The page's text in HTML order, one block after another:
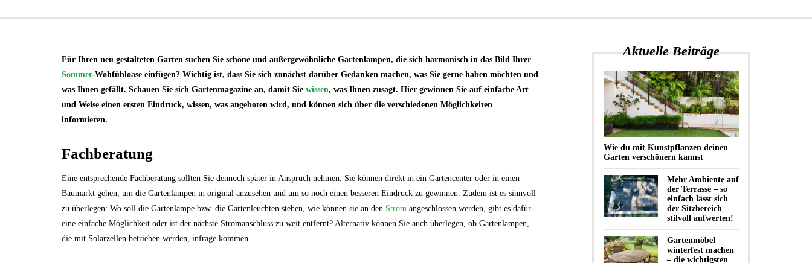
Für Ihren neu gestalteten Garten suchen Sie schöne und außergewöhnliche Gartenlampen, die sich harmonisch in das Bild Ihrer
Sommer-Wohfühloase einfügen? Wichtig ist, dass Sie sich zunächst darüber Gedanken machen, was Sie gerne haben möchten und
was Ihnen gefällt. Schauen Sie sich Gartenmagazine an, damit Sie wissen, was Ihnen zusagt. Hier gewinnen Sie auf einfache Art
und Weise einen ersten Eindruck, wissen, was angeboten wird, und können sich über die verschiedenen Möglichkeiten
informieren.
Fachberatung
Eine entsprechende Fachberatung sollten Sie dennoch später in Anspruch nehmen. Sie können direkt in ein Gartencenter oder in einen
Baumarkt gehen, um die Gartenlampen in original anzusehen und um so noch einen besseren Eindruck zu gewinnen. Zudem ist es sinnvoll
zu überlegen: Wo soll die Gartenlampe bzw. die Gartenleuchten stehen, wie können sie an den Strom angeschlossen werden, gibt es dafür
eine einfache Möglichkeit oder ist der nächste Stromanschluss zu weit entfernt? Alternativ können Sie auch überlegen, ob Gartenlampen,
die mit Solarzellen betrieben werden, infrage kommen.
Aktuelle Beiträge
Wie du mit Kunstpflanzen deinen
Garten verschönern kannst
Mehr Ambiente auf
der Terrasse – so
einfach lässt sich
der Sitzbereich
stilvoll aufwerten!
Gartenmöbel
winterfest machen
– die wichtigsten